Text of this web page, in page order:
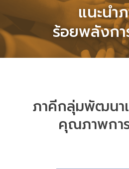
แนะนำ
ร้อยพลังก
ภาคีกลุ่มพัฒนา
คุณภาพกา